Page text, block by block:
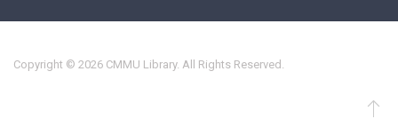
Copyright © 2026 CMMU Library. All Rights Reserved.